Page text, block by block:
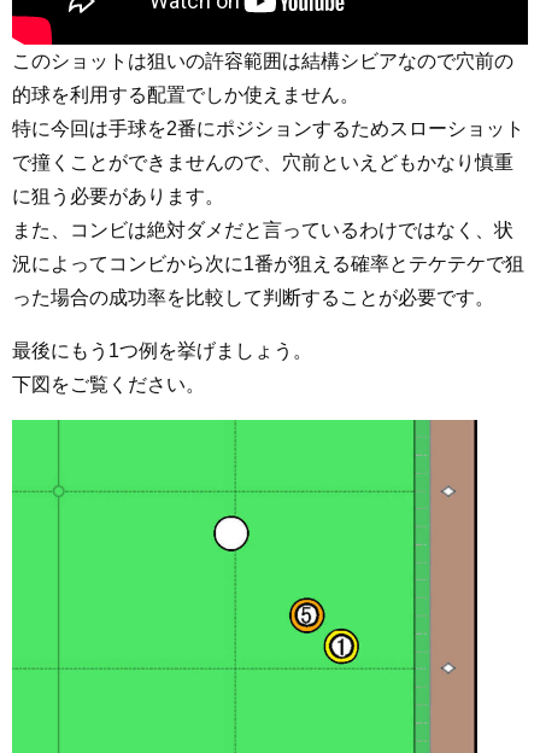
このショットは狙いの許容範囲は結構シビアなので穴前の
的球を利用する配置でしか使えません。
特に今回は手球を2番にポジションするためスローショット
で撞くことができませんので、穴前といえどもかなり慎重
に狙う必要があります。
また、コンビは絶対ダメだと言っているわけではなく、状
況によってコンビから次に1番が狙える確率とテケテケで狙
った場合の成功率を比較して判断することが必要です。
最後にもう1つ例を挙げましょう。
下図をご覧ください。